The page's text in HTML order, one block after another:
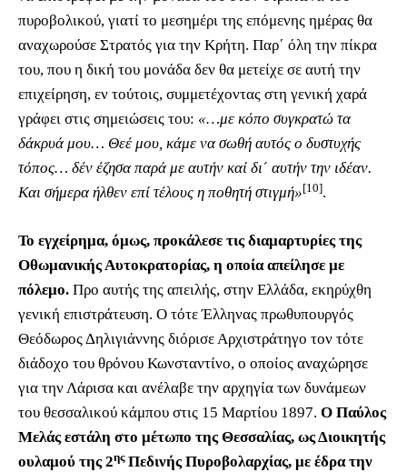
πυροβολικού, γιατί το μεσημέρι της επόμενης ημέρας θα
αναχωρούσε Στρατός για την Κρήτη. Παρ΄ όλη την πίκρα
του, που η δική του μονάδα δεν θα μετείχε σε αυτή την
επιχείρηση, εν τούτοις, συμμετέχοντας στη γενική χαρά
γράφει στις σημειώσεις του: «…με κόπο συγκρατώ τα
δάκρυά μου… Θεέ μου, κάμε να σωθή αυτός ο δυστυχής
τόπος… δέν έζησα παρά με αυτήν καί δι΄ αυτήν την ιδέαν.
Και σήμερα ήλθεν επί τέλους η ποθητή στιγμή» [10].
Το εγχείρημα, όμως, προκάλεσε τις διαμαρτυρίες της
Οθωμανικής Αυτοκρατορίας, η οποία απείλησε με
πόλεμο. Προ αυτής της απειλής, στην Ελλάδα, εκηρύχθη
γενική επιστράτευση. Ο τότε Έλληνας πρωθυπουργός
Θεόδωρος Δηλιγιάννης διόρισε Αρχιστράτηγο τον τότε
διάδοχο του θρόνου Κωνσταντίνο, ο οποίος αναχώρησε
για την Λάρισα και ανέλαβε την αρχηγία των δυνάμεων
του θεσσαλικού κάμπου στις 15 Μαρτίου 1897. Ο Παύλος
Μελάς εστάλη στο μέτωπο της Θεσσαλίας, ως Διοικητής
ουλαμού της 2ηςΠεδινής Πυροβολαρχίας, με έδρα την